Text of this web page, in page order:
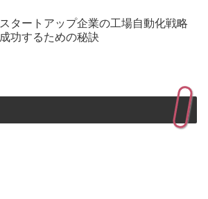
スタートアップ企業の工場自動化戦略
成功するための秘訣